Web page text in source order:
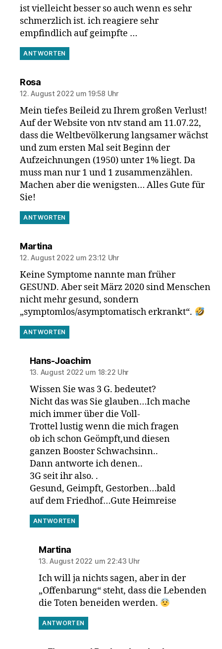
ist vielleicht besser so auch wenn es sehr
schmerzlich ist. ich reagiere sehr
empfindlich auf geimpfte …
ANTWORTEN
Rosasagt:
12. August 2022 um 19:58 Uhr
Mein tiefes Beileid zu Ihrem großen Verlust!
Auf der Website von ntv stand am 11.07.22,
dass die Weltbevölkerung langsamer wächst
und zum ersten Mal seit Beginn der
Aufzeichnungen (1950) unter 1% liegt. Da
muss man nur 1 und 1 zusammenzählen.
Machen aber die wenigsten… Alles Gute für
Sie!
ANTWORTEN
Martinasagt:
12. August 2022 um 23:12 Uhr
Keine Symptome nannte man früher
GESUND. Aber seit März 2020 sind Menschen
nicht mehr gesund, sondern
„symptomlos/asymptomatisch erkrankt“.
ANTWORTEN
Hans-Joachimsagt:
13. August 2022 um 18:22 Uhr
Wissen Sie was 3 G. bedeutet?
Nicht das was Sie glauben…Ich mache
mich immer über die Voll-
Trottel lustig wenn die mich fragen
ob ich schon Geömpft,und diesen
ganzen Booster Schwachsinn..
Dann antworte ich denen..
3G seit ihr also. .
Gesund, Geimpft, Gestorben…bald
auf dem Friedhof…Gute Heimreise
ANTWORTEN
Martinasagt:
13. August 2022 um 22:43 Uhr
Ich will ja nichts sagen, aber in der
„Offenbarung“ steht, dass die Lebenden
die Toten beneiden werden.
ANTWORTEN